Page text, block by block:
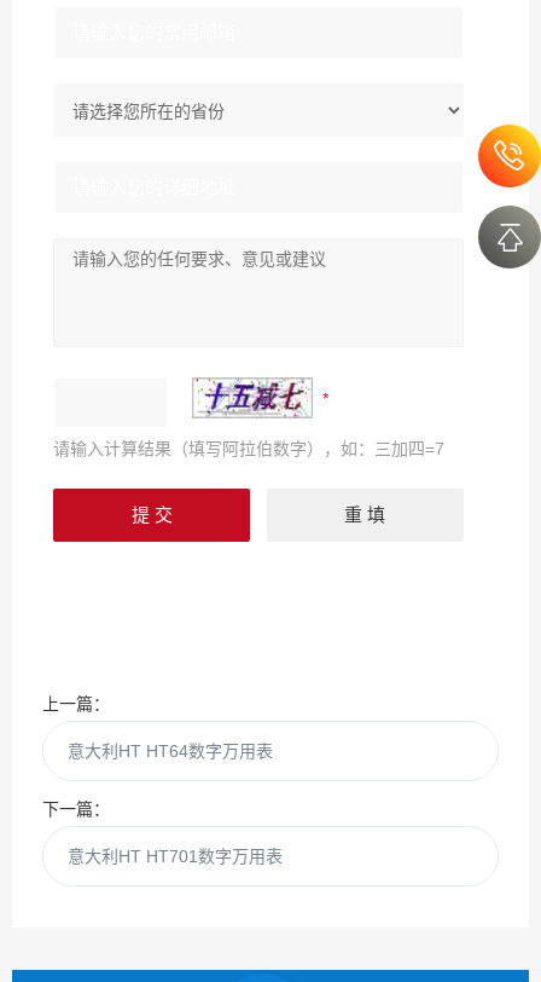
请输入计算结果（填写阿拉伯数字），如：三加四=7
上一篇：
意大利HT HT64数字万用表
下一篇：
意大利HT HT701数字万用表